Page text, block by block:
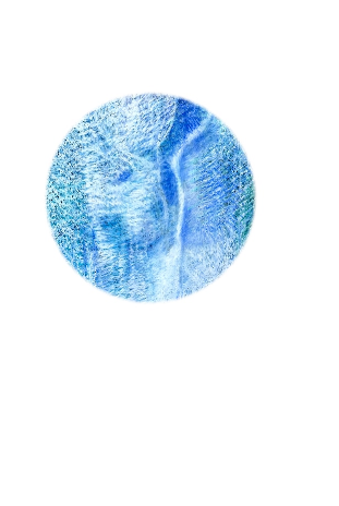
「落札」氷の滝-primary / 川田 祐子 Ka
wada Yuko（即決購入決定 オークショ
ン終了！）
¥15,000
SOLD OUT